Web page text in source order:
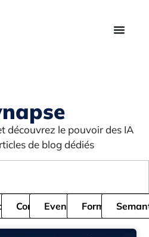
découvrez le pouvoir des IA
de blog dédiés
CordialEvenementFormation